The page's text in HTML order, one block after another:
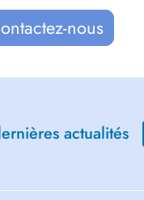
nous
actualités